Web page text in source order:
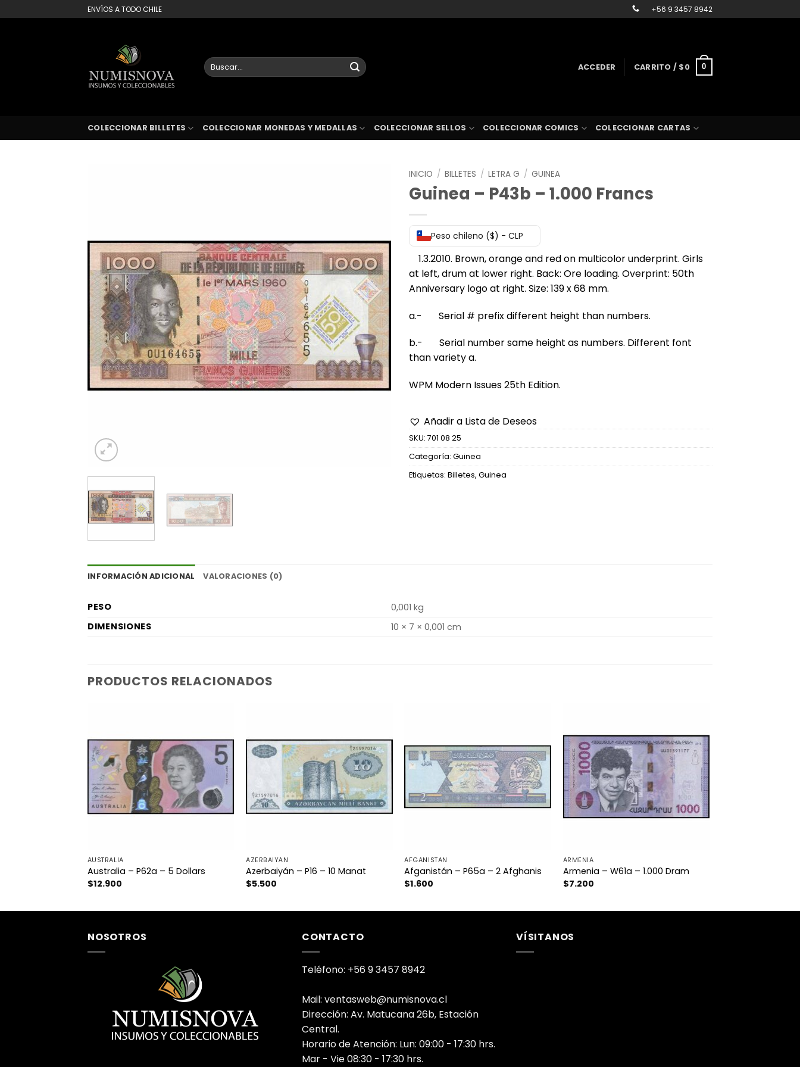
al
ENVÍOS A TODO CHILE +56 9 3457 8942
Buscar
por:
ACCEDER CARRITO / $0 0
COLECCIONAR BILLETES COLECCIONAR MONEDAS Y MEDALLAS COLECCIONAR SELLOS COLECCIONAR COMICS COLECCIONAR CARTAS
INICIO / BILLETES / LETRA G / GUINEA
Guinea – P43b – 1.000 Francs
Peso chileno ($) - CLP
1.3.2010. Brown, orange and red on multicolor underprint. Girls
at left, drum at lower right. Back: Ore loading. Overprint: 50th
Anniversary logo at right. Size: 139 x 68 mm.
a.- Serial # prefix different height than numbers.
b.- Serial number same height as numbers. Different font
than variety a.
WPM Modern Issues 25th Edition.
Añadir a Lista de Deseos
SKU: 701 08 25
Categoría: Guinea
Etiquetas: Billetes, Guinea
INFORMACIÓN ADICIONAL VALORACIONES (0)
PESO
0,001 kg
DIMENSIONES
10 × 7 × 0,001 cm
PRODUCTOS RELACIONADOS
AUSTRALIA
Australia – P62a – 5 Dollars
$12.900
AZERBAIYÁN
Azerbaiyán – P16 – 10 Manat
$5.500
AFGANISTAN
Afganistán – P65a – 2 Afghanis
$1.600
ARMENIA
Armenia – W61a – 1.000 Dram
$7.200
NOSOTROS CONTACTO
Teléfono: +56 9 3457 8942
Mail: ventasweb@numisnova.cl
Dirección: Av. Matucana 26b, Estación
Central.
Horario de Atención: Lun: 09:00 - 17:30 hrs.
Mar - Vie 08:30 - 17:30 hrs.
VÍSITANOS